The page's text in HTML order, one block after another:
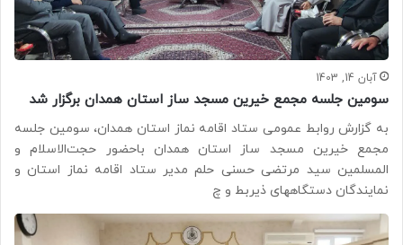
آبان 14, 1403
سومین جلسه مجمع خیرین مسجد ساز استان همدان برگزار شد
به گزارش روابط عمومی ستاد اقامه نماز استان همدان، سومین جلسه
مجمع خیرین مسجد ساز استان همدان باحضور حجت‌الاسلام و
المسلمین سید مرتضی حسنی حلم مدیر ستاد اقامه نماز استان و
نمایندگان دستگاههای ذیربط و چ